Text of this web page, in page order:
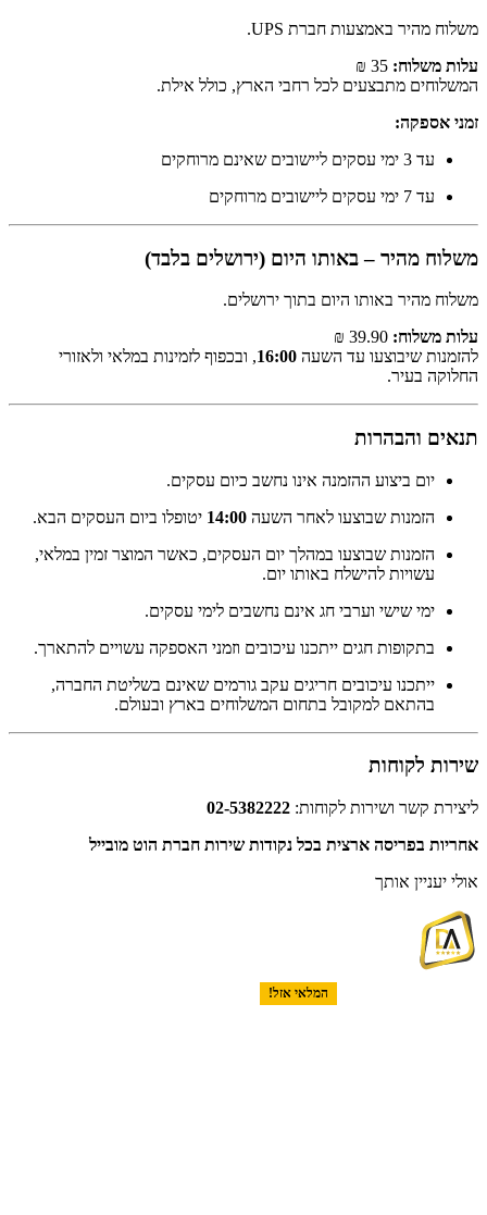
משלוח מהיר באמצעות חברת UPS.
עלות משלוח:
המשלוחים מתבצעים לכל רחבי הארץ, כולל אילת.
זמני אספקה:
עד 3 ימי עסקים ליישובים שאינם מרוחקים
עד 7 ימי עסקים ליישובים מרוחקים
משלוח מהיר – באותו היום (ירושלים בלבד)
משלוח מהיר באותו היום בתוך ירושלים.
עלות משלוח:
להזמנות שיבוצעו עד השעה 16:00, ובכפוף לזמינות במלאי ולאזורי
החלוקה בעיר.
תנאים והבהרות
יום ביצוע ההזמנה אינו נחשב כיום עסקים.
הזמנות שבוצעו לאחר השעה 14:00 יטופלו ביום העסקים הבא.
הזמנות שבוצעו במהלך יום העסקים, כאשר המוצר זמין במלאי,
עשויות להישלח באותו יום.
ימי שישי וערבי חג אינם נחשבים לימי עסקים.
בתקופות חגים ייתכנו עיכובים וזמני האספקה עשויים להתארך.
ייתכנו עיכובים חריגים עקב גורמים שאינם בשליטת החברה,
בהתאם למקובל בתחום המשלוחים בארץ ובעולם.
שירות לקוחות
ליצירת קשר ושירות לקוחות: 02-5382222
אחריות בפריסה ארצית בכל נקודות שירות חברת הוט מובייל
אולי יעניין אותך
המלאי אזל!